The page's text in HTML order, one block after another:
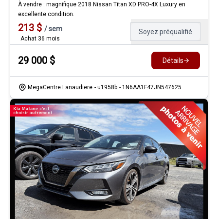
À vendre : magnifique 2018 Nissan Titan XD PRO-4X Luxury en
excellente condition.
213 $ /sem
Achat 36 mois
Soyez préqualifié
29 000 $ Détails
MegaCentre Lanaudiere - u1958b - 1N6AA1F47JN547625